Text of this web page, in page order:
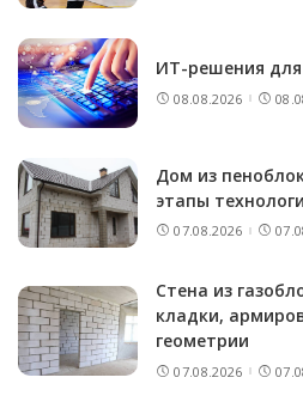
ИТ-решения
08.08.2026
Дом из
этапы
07.08.2026
Стена из
кладки,
геометрии
07.08.2026